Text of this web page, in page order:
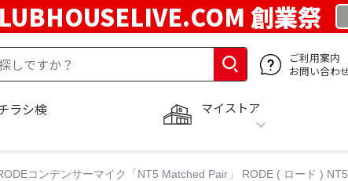
創業祭
ご利用案内
お問い合わ
マイストア
ラシ検
コンデンサーマイク「NT5 Matched Pair」 RODE ( ロード )